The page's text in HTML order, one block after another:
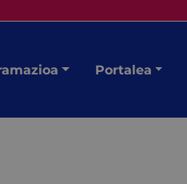
Portalea